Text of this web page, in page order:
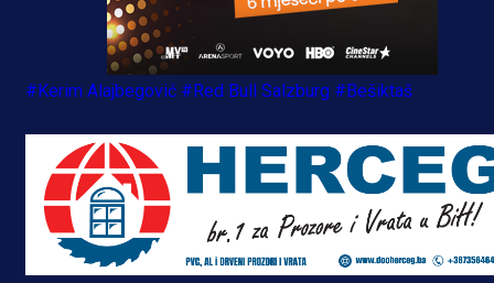
#Kerim Alajbegović #Red Bull Salzburg #Bešiktaš